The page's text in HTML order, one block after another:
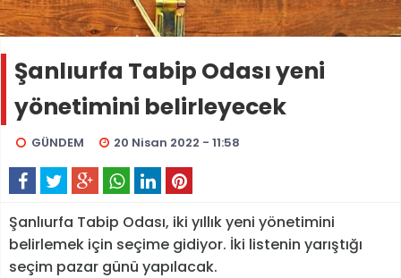
Şanlıurfa Tabip Odası yeni
yönetimini belirleyecek
GÜNDEM 20 Nisan 2022 - 11:58
Şanlıurfa Tabip Odası, iki yıllık yeni yönetimini
belirlemek için seçime gidiyor. İki listenin yarıştığı
seçim pazar günü yapılacak.